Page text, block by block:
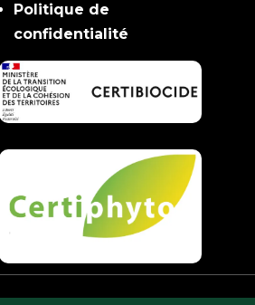
Politique de
confidentialité